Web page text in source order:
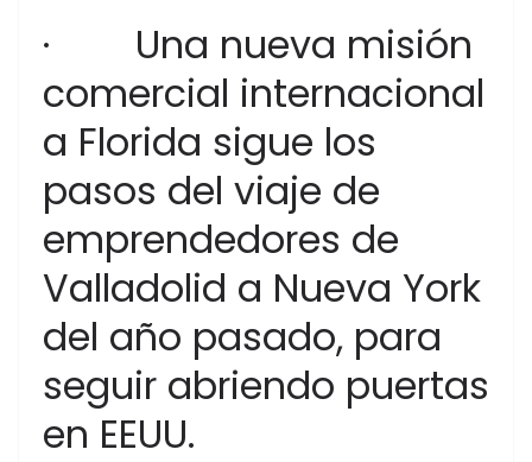
· Una nueva misión
comercial internacional
a Florida sigue los
pasos del viaje de
emprendedores de
Valladolid a Nueva York
del año pasado, para
seguir abriendo puertas
en EEUU.